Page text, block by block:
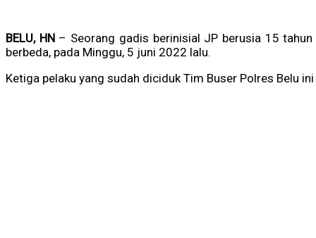
BELU, HN– Seorang gadis berinisial JP berusia 15
berbeda, pada Minggu, 5 juni 2022 lalu.
Ketiga pelaku yang sudah diciduk Tim Buser Polres Belu